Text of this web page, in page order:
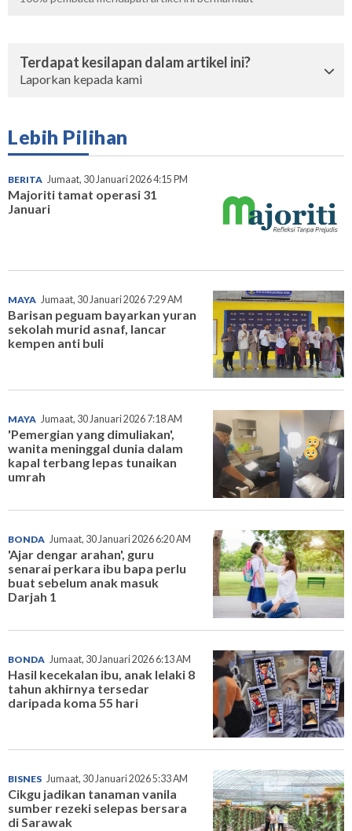
Terdapat kesilapan dalam artikel ini?
Laporkan kepada kami
Lebih Pilihan
BERITA Jumaat, 30 Januari 2026 4:15 PM
Majoriti tamat operasi 31
Januari
MAYA Jumaat, 30 Januari 2026 7:29 AM
Barisan peguam bayarkan yuran
sekolah murid asnaf, lancar
kempen anti buli
MAYA Jumaat, 30 Januari 2026 7:18 AM
'Pemergian yang dimuliakan',
wanita meninggal dunia dalam
kapal terbang lepas tunaikan
umrah
BONDA Jumaat, 30 Januari 2026 6:20 AM
'Ajar dengar arahan', guru
senarai perkara ibu bapa perlu
buat sebelum anak masuk
Darjah 1
BONDA Jumaat, 30 Januari 2026 6:13 AM
Hasil kecekalan ibu, anak lelaki 8
tahun akhirnya tersedar
daripada koma 55 hari
BISNES Jumaat, 30 Januari 2026 5:33 AM
Cikgu jadikan tanaman vanila
sumber rezeki selepas bersara
di Sarawak